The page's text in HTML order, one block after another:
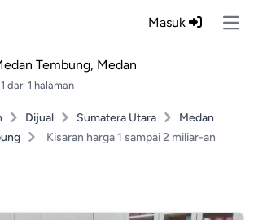
Masuk
Tembung, Medan
dari 1 halaman
Dijual Sumatera Utara
Medan
Kisaran harga 1 sampai 2 miliar-an